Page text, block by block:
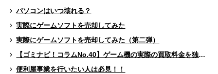
パソコンはいつ壊れる？
実際にゲームソフトを売却してみた
実際にゲームソフトを売却してみた（第二弾）
【ゴミナビ！コラムNo.40】ゲーム機の実際の買取料金を独自調査！！
便利屋事業を行いたい人は必見！！